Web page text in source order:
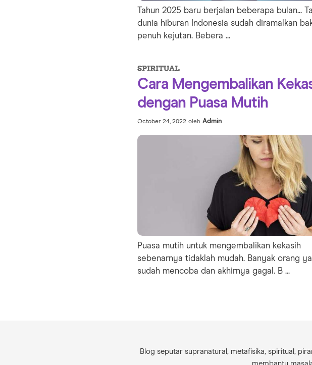
Tahun 2025 baru berjalan beberapa bulan...
dunia hiburan Indonesia sudah diramalkan
penuh kejutan. Bebera ...
SPIRITUAL
Cara Mengembalikan
dengan Puasa Mutih
October 24, 2022 oleh Admin
Puasa mutih untuk mengembalikan kekasih
sebenarnya tidaklah mudah. Banyak orang
sudah mencoba dan akhirnya gagal. B ...
Blog seputar supranatural, metafisika, spiritual,